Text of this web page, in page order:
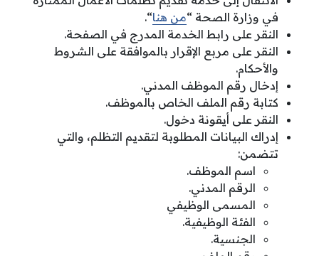
في وزارة الصحة “من هنا“.
النقر على رابط الخدمة المدرج في الصفحة.
النقر على مربع الإقرار بالموافقة على الشروط
والأحكام.
إدخال رقم الموظف المدني.
كتابة رقم الملف الخاص بالموظف.
النقر على أيقونة دخول.
إدراك البيانات المطلوبة لتقديم التظلم، والتي
تتضمن:
اسم الموظف.
الرقم المدني.
المسمى الوظيفي
الفئة الوظيفية.
الجنسية.